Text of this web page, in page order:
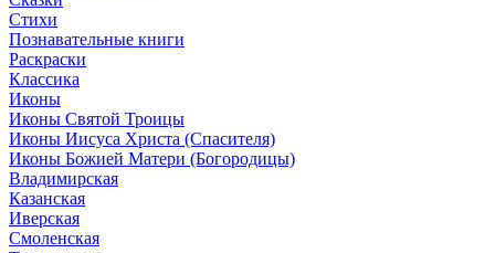
Стихи
Познавательные книги
Раскраски
Классика
Иконы
Иконы Святой Троицы
Иконы Иисуса Христа (Спасителя)
Иконы Божией Матери (Богородицы)
Владимирская
Казанская
Иверская
Смоленская